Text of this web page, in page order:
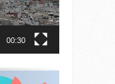
00:30